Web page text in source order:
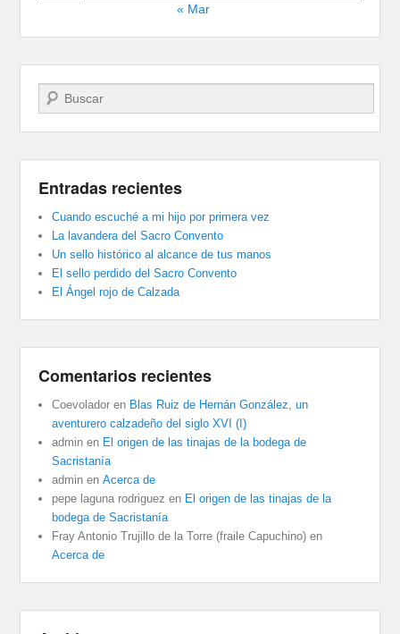
« Mar
Buscar
Entradas recientes
Cuando escuché a mi hijo por primera vez
La lavandera del Sacro Convento
Un sello histórico al alcance de tus manos
El sello perdido del Sacro Convento
El Ángel rojo de Calzada
Comentarios recientes
Coevolador en Blas Ruiz de Hernán González, un
aventurero calzadeño del siglo XVI (I)
admin en El origen de las tinajas de la bodega de
Sacristanía
admin enAcerca de
pepe laguna rodriguez en El origen de las tinajas de la
bodega de Sacristanía
Fray Antonio Trujillo de la Torre (fraile Capuchino) en
Acerca de